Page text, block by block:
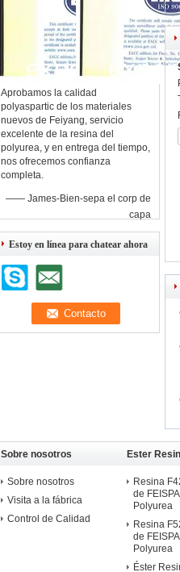
Aprobamos la calidad
polyaspartic de los materiales
nuevos de Feiyang, servicio
excelente de la resina del
polyurea, y en entrega del tiempo,
nos ofrecemos confianza
completa.
—— James-Bien-sepa el corp de
capa
Estoy en línea para chatear ahora
Sobre nosotros
Sobre nosotros
Visita a la fábrica
Control de Calidad
Ester
Resina
de
Polyurea
Resina
de
Polyurea
Éster